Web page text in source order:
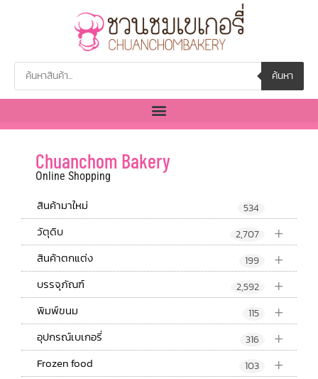
ค้นหา
Chuanchom Bakery
Online Shopping
สินค้ามาใหม่ 534
+
วัตุดิบ 2,707
+
สินค้าตกแต่ง 199
+
บรรจุภัณฑ์ 2,592
+
พิมพ์ขนม 115
+
อุปกรณ์เบเกอรี่ 316
+
Frozen food 103